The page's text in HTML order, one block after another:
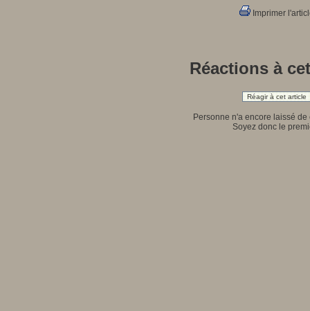
Imprimer
Réactions à
Réagir à cet article
Personne n'a encore laissé de
Soyez donc le